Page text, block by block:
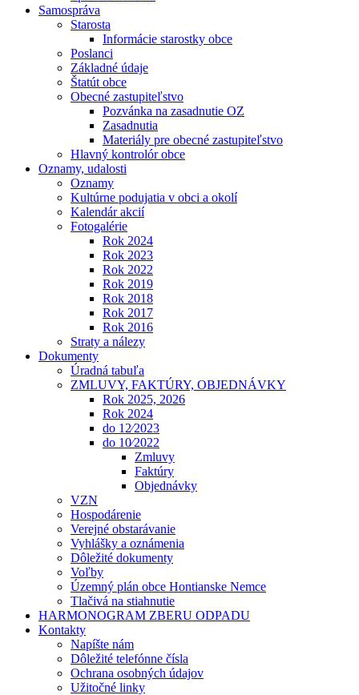
Samospráva
Starosta
Informácie starostky obce
Poslanci
Základné údaje
Štatút obce
Obecné zastupiteľstvo
Pozvánka na zasadnutie OZ
Zasadnutia
Materiály pre obecné zastupiteľstvo
Hlavný kontrolór obce
Oznamy, udalosti
Oznamy
Kultúrne podujatia v obci a okolí
Kalendár akcií
Fotogalérie
Rok 2024
Rok 2023
Rok 2022
Rok 2019
Rok 2018
Rok 2017
Rok 2016
Straty a nálezy
Dokumenty
Úradná tabuľa
ZMLUVY, FAKTÚRY, OBJEDNÁVKY
Rok 2025, 2026
Rok 2024
do 12⁄2023
do 10⁄2022
Zmluvy
Faktúry
Objednávky
VZN
Hospodárenie
Verejné obstarávanie
Vyhlášky a oznámenia
Dôležité dokumenty
Voľby
Územný plán obce Hontianske Nemce
Tlačivá na stiahnutie
HARMONOGRAM ZBERU ODPADU
Kontakty
Napíšte nám
Dôležité telefónne čísla
Ochrana osobných údajov
Užitočné linky